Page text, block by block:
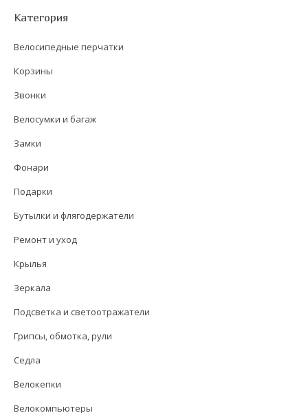
Категория
Велосипедные перчатки
Корзины
Звонки
Велосумки и багаж
Замки
Фонари
Подарки
Бутылки и флягодержатели
Ремонт и уход
Крылья
Зеркала
Подсветка и светоотражатели
Грипсы, обмотка, рули
Седла
Велокепки
Велокомпьютеры